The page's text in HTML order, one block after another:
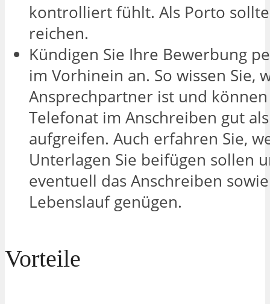
kontrolliert fühlt. Als Porto
reichen.
Kündigen Sie Ihre Bewerbung
im Vorhinein an. So wissen Sie,
Ansprechpartner ist und können
Telefonat im Anschreiben gut
aufgreifen. Auch erfahren Sie,
Unterlagen Sie beifügen sollen
eventuell das Anschreiben
Lebenslauf genügen.
Vorteile